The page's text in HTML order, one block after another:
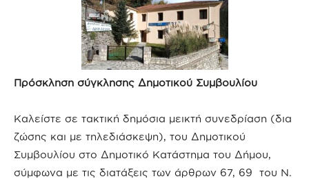
Πρόσκληση σύγκλησης Δημοτικού Συμβουλίου
Καλείστε σε τακτική δημόσια μεικτή συνεδρίαση (δια
ζώσης και με τηλεδιάσκεψη), του Δημοτικού
Συμβουλίου στο Δημοτικό Κατάστημα του Δήμου,
σύμφωνα με τις διατάξεις των άρθρων 67, 69 του Ν.